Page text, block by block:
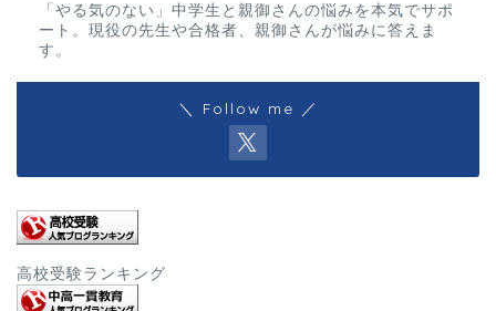
「やる気のない」中学生と親御さんの悩みを本気でサポ
ート。現役の先生や合格者、親御さんが悩みに答えま
す。
＼ Follow me ／
高校受験ランキング